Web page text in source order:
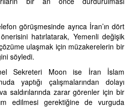
görüşmesinde ayrıca İran’ın dört
hatırlatarak, Yemenli değişik
ulaşmak için müzakerelerin bir
söyledi.
Sekreteri Moon ise İran İslam
yaptığı çalışmalarından dolayı
saldırılarında zarar görenler için bir
edilmesi gerektiğine de vurguda